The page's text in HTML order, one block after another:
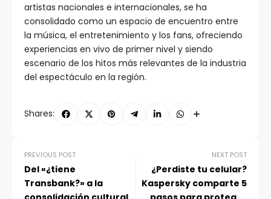
artistas nacionales e internacionales, se ha
consolidado como un espacio de encuentro entre
la música, el entretenimiento y los fans, ofreciendo
experiencias en vivo de primer nivel y siendo
escenario de los hitos más relevantes de la industria
del espectáculo en la región.
Shares:
PREVIOUS POST
Del «¿tiene
Transbank?» a la
NEXT POST
¿Perdiste tu celular?
Kaspersky comparte 5